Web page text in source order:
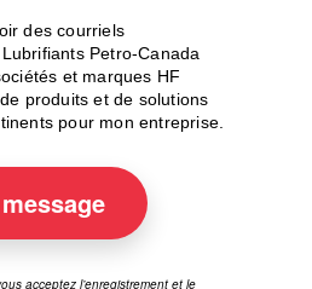
des courriels
Petro-Canada
et marques HF
produits et de solutions
pour mon entreprise.
acceptez l’enregistrement et le